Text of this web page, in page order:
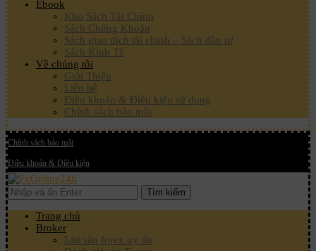
Ebook
Kho Sách Tài Chính
Sách Chứng Khoán
Sách giao dịch tài chính – Sách đầu tư
Sách Kinh Tế
Về chúng tôi
Giới Thiệu
Liên hệ
Điều khoản & Điều kiện sử dụng
Chính sách bảo mật
Chính sách bảo mật
Điều khoản & Điều kiện
Tìm kiếm
Trang chủ
Broker
List sàn forex uy tín